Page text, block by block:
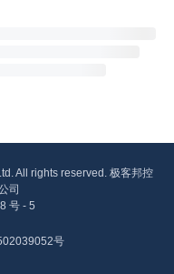
All rights reserved. 极客邦控
司
号 - 5
号